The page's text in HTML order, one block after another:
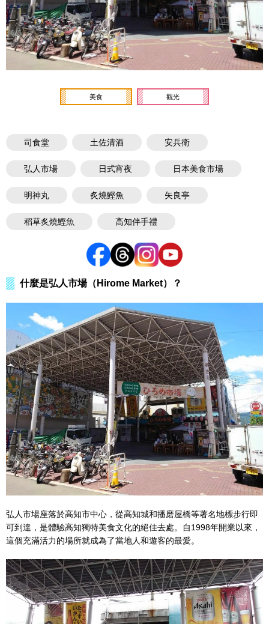
美食 觀光
司食堂 土佐清酒 安兵衛
弘人市場 日式宵夜 日本美食市場
明神丸 炙燒鰹魚 矢良亭
稻草炙燒鰹魚 高知伴手禮
什麼是弘人市場（Hirome Market）？
弘人市場座落於高知市中心，從高知城和播磨屋橋等著名地標步行即
可到達，是體驗高知獨特美食文化的絕佳去處。自1998年開業以來，
這個充滿活力的場所就成為了當地人和遊客的最愛。